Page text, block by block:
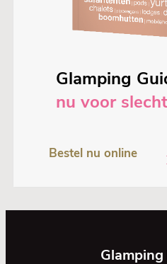
Glamping
nu voor
Bestel nu online